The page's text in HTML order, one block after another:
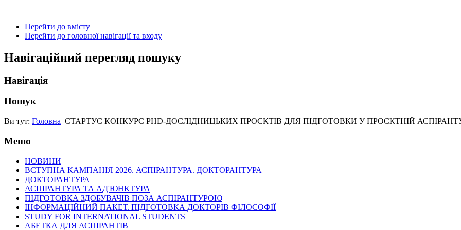
Перейти до вмісту
Перейти до головної навігації та входу
Навігаційний перегляд пошуку
Навігація
Пошук
Ви тут: Головна СТАРТУЄ КОНКУРС PHD-ДОСЛІДНИЦЬКИХ ПРОЄКТІВ ДЛЯ ПІДГОТОВКИ У ПРОЄКТНІЙ
Меню
НОВИНИ
ВСТУПНА КАМПАНІЯ 2026. АСПІРАНТУРА. ДОКТОРАНТУРА
ДОКТОРАНТУРА
АСПІРАНТУРА ТА АД'ЮНКТУРА
ПІДГОТОВКА ЗДОБУВАЧІВ ПОЗА АСПІРАНТУРОЮ
ІНФОРМАЦІЙНИЙ ПАКЕТ. ПІДГОТОВКА ДОКТОРІВ ФІЛОСОФІЇ
STUDY FOR INTERNATIONAL STUDENTS
АБЕТКА ДЛЯ АСПІРАНТІВ